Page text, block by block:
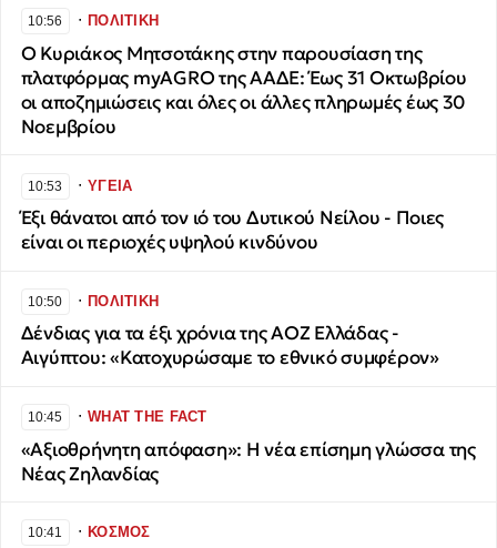
10:56 ∙ΠΟΛΙΤΙΚΗ
Ο Κυριάκος Μητσοτάκης στην παρουσίαση της
πλατφόρμας myAGRO της ΑΑΔΕ: Έως 31 Οκτωβρίου
οι αποζημιώσεις και όλες οι άλλες πληρωμές έως 30
Νοεμβρίου
10:53 ∙ΥΓΕΙΑ
Έξι θάνατοι από τον ιό του Δυτικού Νείλου - Ποιες
είναι οι περιοχές υψηλού κινδύνου
10:50 ∙ΠΟΛΙΤΙΚΗ
Δένδιας για τα έξι χρόνια της ΑΟΖ Ελλάδας -
Αιγύπτου: «Κατοχυρώσαμε το εθνικό συμφέρον»
10:45 ∙WHAT THE FACT
«Αξιοθρήνητη απόφαση»: Η νέα επίσημη γλώσσα της
Νέας Ζηλανδίας
10:41 ∙ΚΟΣΜΟΣ